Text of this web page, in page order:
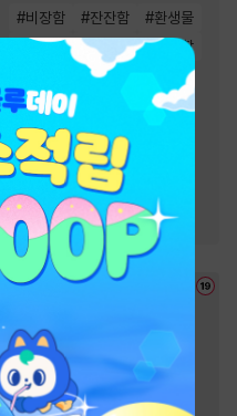
#비장함 #잔잔함 #환생물
귀환물 #먼치킨 #고독함
천마
#검객/무사
#유쾌함 #정파
#성장물 #차원이동물
#복수물 #사이다물
#빙의물 #천하제일인